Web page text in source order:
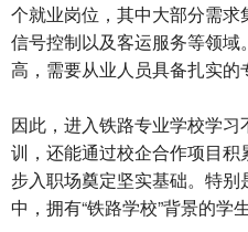
个就业岗位，其中大部分需求
信号控制以及客运服务等领
高，需要从业人员具备扎实的
因此，进入铁路专业学校学
训，还能通过校企合作项目
步入职场奠定坚实基础。特
中，拥有“铁路学校”背景的学